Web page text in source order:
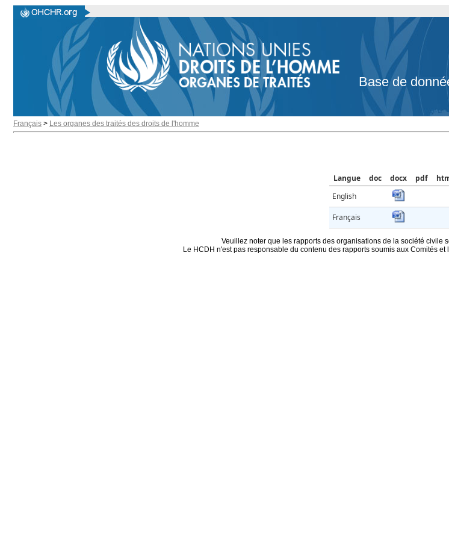
Base de
Français > Les organes des traités des droits de l'homme
Langue doc docx pdf
English
Français
Veuillez noter que les rapports des organisations de la société civile
Le HCDH n'est pas responsable du contenu des rapports soumis aux Comités